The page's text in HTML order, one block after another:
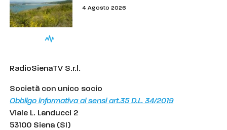
4 Agosto 2026
RadioSienaTV S.r.l.
Società con unico socio
Obbligo informativa ai sensi art.35 D.L. 34/2019
Viale L. Landucci 2
53100 Siena (SI)